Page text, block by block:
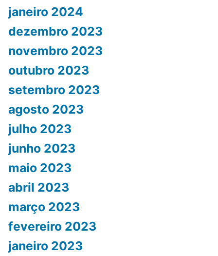
janeiro 2024
dezembro 2023
novembro 2023
outubro 2023
setembro 2023
agosto 2023
julho 2023
junho 2023
maio 2023
abril 2023
março 2023
fevereiro 2023
janeiro 2023